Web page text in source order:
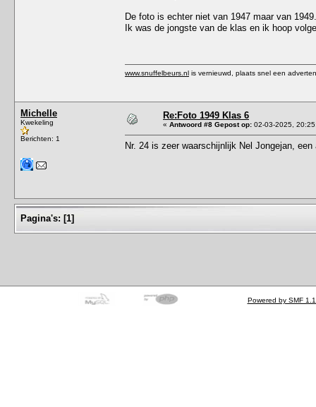
De foto is echter niet van 1947 maar van
Ik was de jongste van de klas en ik hoop
www.snuffelbeurs.nl is vernieuwd, plaats snel een
Michelle
Kwekeling
Berichten: 1
Re:Foto 1949 Klas 6
« Antwoord #8 Gepost op: 02-03-2025,
Nr. 24 is zeer waarschijnlijk Nel Jongejan,
Pagina's: [1]
Powered by SMF